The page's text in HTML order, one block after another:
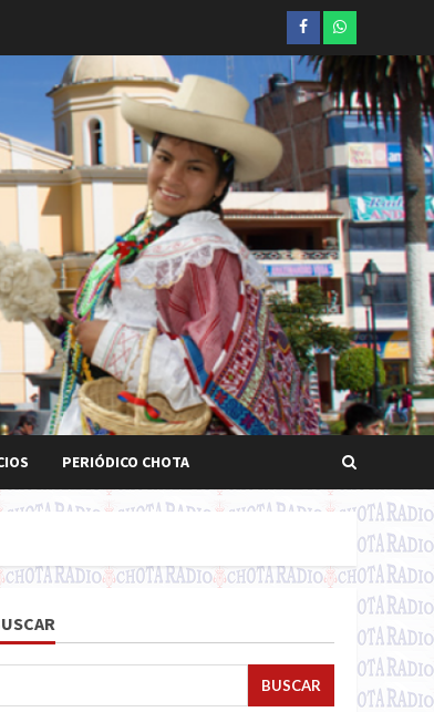
Facebookwhatsapp
PERIÓDICO CHOTA
BUSCAR